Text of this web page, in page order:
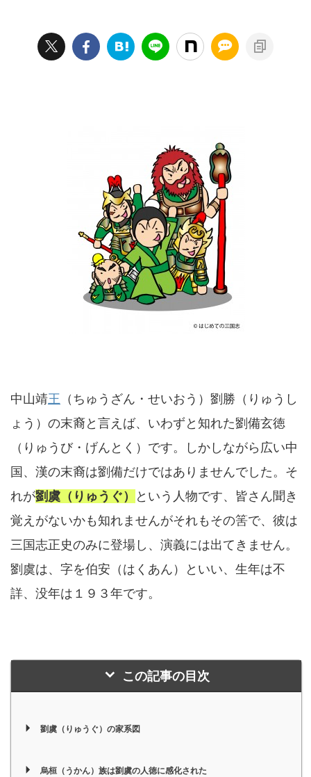
中山靖王 （ちゅうざん・せいおう）劉勝（りゅうし
ょう）の末裔と言えば、いわずと知れた劉備玄徳
（りゅうび・げんとく）です。しかしながら広い中
国、漢の末裔は劉備だけではありませんでした。そ
れが劉虞（りゅうぐ）
という人物です、皆さん聞き
覚えがないかも知れませんがそれもその筈で、彼は
三国志正史のみに登場し、演義には出てきません。
劉虞は、字を伯安（はくあん）といい、生年は不
詳、没年は１９３年です。
この記事の目次
劉虞（りゅうぐ）の家系図
烏桓（うかん）族は劉虞の人徳に感化された